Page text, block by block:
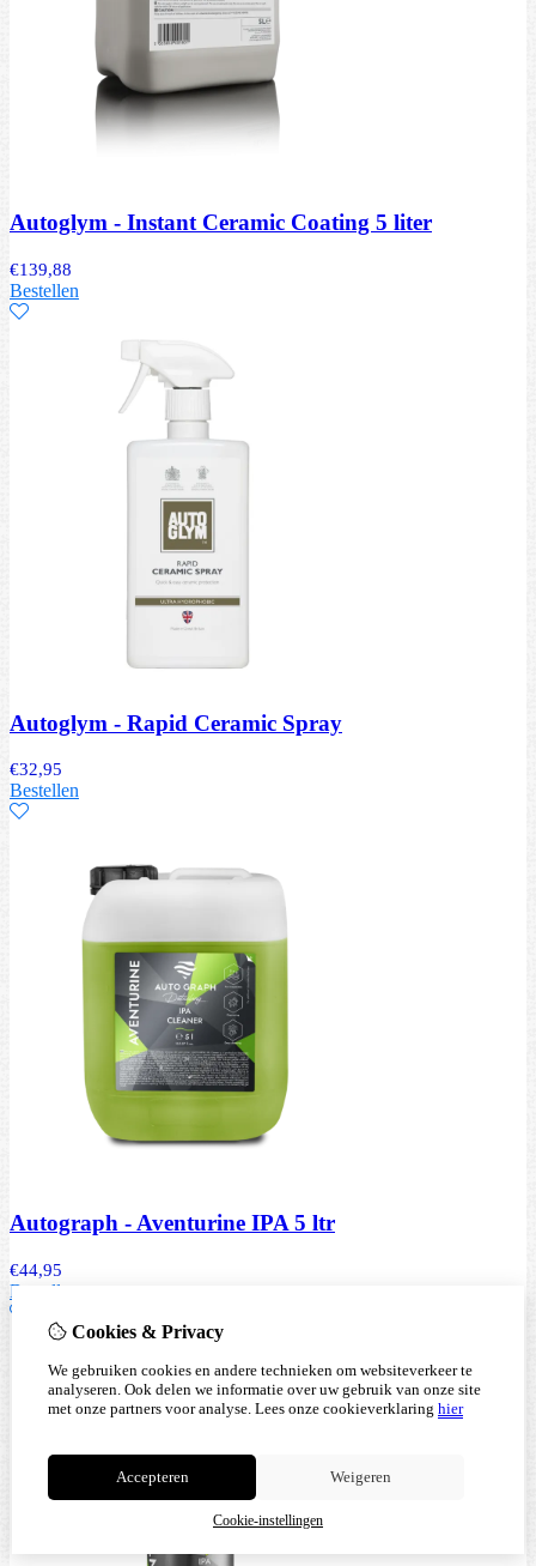
Autoglym - Instant Ceramic Coating 5 liter
€139,88
Bestellen
Autoglym - Rapid Ceramic Spray
€32,95
Bestellen
Autograph - Aventurine IPA 5 ltr
€44,95
Bestellen
Cookies & Privacy
We gebruiken cookies en andere technieken om websiteverkeer te
analyseren. Ook delen we informatie over uw gebruik van onze site
met onze partners voor analyse. Lees onze cookieverklaring hier
Accepteren Weigeren
Cookie-instellingen